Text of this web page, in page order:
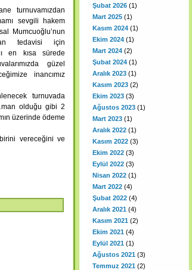
turnuvamızdan
sevgili hakem
Mumcuoğlu’nun
tedavisi için
en kısa sürede
güzel
inancımız
turnuvada
olduğu gibi 2
üzerinde ödeme
vereceğini ve
Şubat 2026 (1)
Mart 2025 (1)
Kasım 2024 (1)
Ekim 2024 (1)
Mart 2024 (2)
Şubat 2024 (1)
Aralık 2023 (1)
Kasım 2023 (2)
Ekim 2023 (3)
Ağustos 2023 (1)
Mart 2023 (1)
Aralık 2022 (1)
Kasım 2022 (3)
Ekim 2022 (3)
Eylül 2022 (3)
Nisan 2022 (1)
Mart 2022 (4)
Şubat 2022 (4)
Aralık 2021 (4)
Kasım 2021 (2)
Ekim 2021 (4)
Eylül 2021 (1)
Ağustos 2021 (3)
Temmuz 2021 (2)